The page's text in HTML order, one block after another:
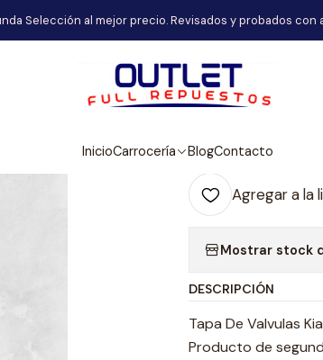
InicioCarrocería BlogContacto
Selección al mejor precio. Revisados y probados con
Inicio Carrocería Tapa De Valvulas Kia Rio 5
|
Tapa De
Cantidad
Agregar a la
Mostrar stock
DESCRIPCIÓN
Tapa De Valvulas
Producto de